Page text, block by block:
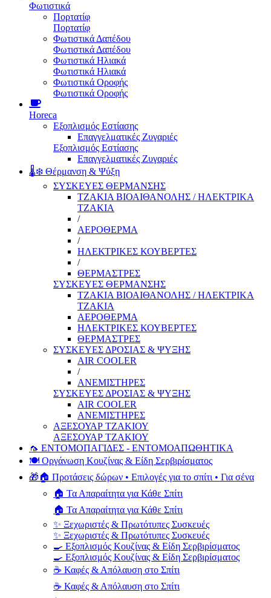
Φωτιστικά
Πορτατίφ
Πορτατίφ
Φωτιστικά Δαπέδου
Φωτιστικά Δαπέδου
Φωτιστικά Ηλιακά
Φωτιστικά Ηλιακά
Φωτιστικά Οροφής
Φωτιστικά Οροφής
Horeca
Εξοπλισμός Εστίασης
Επαγγελματικές Ζυγαριές
Εξοπλισμός Εστίασης
Επαγγελματικές Ζυγαριές
🌡️❄️ Θέρμανση & Ψύξη
ΣΥΣΚΕΥΕΣ ΘΕΡΜΑΝΣΗΣ
ΤΖΑΚΙΑ ΒΙΟΑΙΘΑΝΟΛΗΣ / ΗΛΕΚΤΡΙΚΑ
ΤΖΑΚΙΑ
/
ΑΕΡΟΘΕΡΜΑ
/
ΗΛΕΚΤΡΙΚΕΣ ΚΟΥΒΕΡΤΕΣ
/
ΘΕΡΜΑΣΤΡΕΣ
ΣΥΣΚΕΥΕΣ ΘΕΡΜΑΝΣΗΣ
ΤΖΑΚΙΑ ΒΙΟΑΙΘΑΝΟΛΗΣ / ΗΛΕΚΤΡΙΚΑ
ΤΖΑΚΙΑ
ΑΕΡΟΘΕΡΜΑ
ΗΛΕΚΤΡΙΚΕΣ ΚΟΥΒΕΡΤΕΣ
ΘΕΡΜΑΣΤΡΕΣ
ΣΥΣΚΕΥΕΣ ΔΡΟΣΙΑΣ & ΨΥΞΗΣ
AIR COOLER
/
ΑΝΕΜΙΣΤΗΡΕΣ
ΣΥΣΚΕΥΕΣ ΔΡΟΣΙΑΣ & ΨΥΞΗΣ
AIR COOLER
ΑΝΕΜΙΣΤΗΡΕΣ
ΑΞΕΣΟΥΑΡ ΤΖΑΚΙΟΥ
ΑΞΕΣΟΥΑΡ ΤΖΑΚΙΟΥ
🦟 ΕΝΤΟΜΟΠΑΓΙΔΕΣ - ΕΝΤΟΜΟΑΠΩΘΗΤΙΚΑ
🍽️ Οργάνωση Κουζίνας & Είδη Σερβιρίσματος
🎁🏠 Προτάσεις δώρων • Επιλογές για το σπίτι • Για σένα
🏠 Τα Απαραίτητα για Κάθε Σπίτι
🏠 Τα Απαραίτητα για Κάθε Σπίτι
✨ Ξεχωριστές & Πρωτότυπες Συσκευές
✨ Ξεχωριστές & Πρωτότυπες Συσκευές
🍳 Εξοπλισμός Κουζίνας & Είδη Σερβιρίσματος
🍳 Εξοπλισμός Κουζίνας & Είδη Σερβιρίσματος
☕ Καφές & Απόλαυση στο Σπίτι
☕ Καφές & Απόλαυση στο Σπίτι